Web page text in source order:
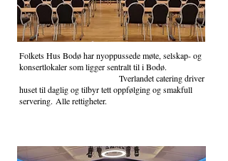
Folkets Hus Bodø har nyoppussede møte, selskap- og
konsertlokaler som ligger sentralt til i Bodø.
Tverlandet catering driver
huset til daglig og tilbyr tett oppfølging og smakfull
servering. Alle rettigheter.